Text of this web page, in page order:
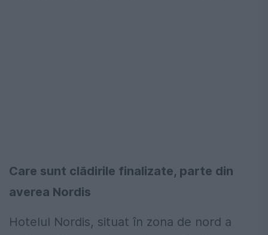
Care sunt clădirile finalizate, parte din
averea Nordis
Hotelul Nordis, situat în zona de nord a